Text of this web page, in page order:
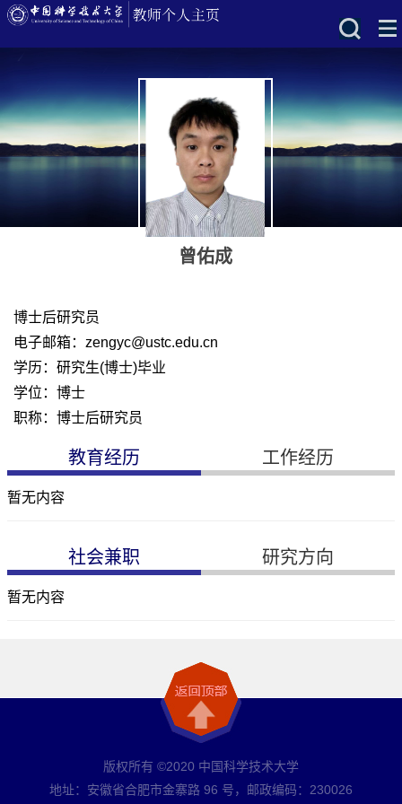
曾佑成
博士后研究员
电子邮箱： zengyc@ustc.edu.cn
学历：研究生(博士)毕业
学位：博士
职称：博士后研究员
教育经历 工作经历
暂无内容
社会兼职 研究方向
暂无内容
版权所有 ©2020 中国科学技术大学
地址：安徽省合肥市金寨路 96 号，邮政编码：230026